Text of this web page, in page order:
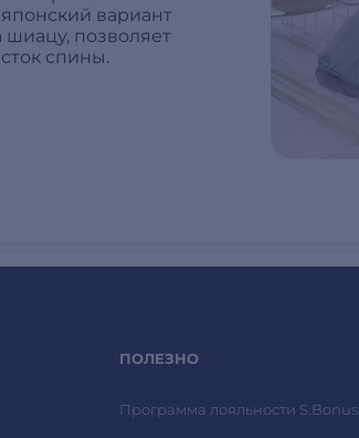
вариант
шиацу, позволяет
спины.
ПОЛЕЗНО
Программа лояльности S.Bonus